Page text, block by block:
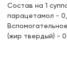
ул. Сажинова
Состав на 1
парацетамол -
(жир твердый) -